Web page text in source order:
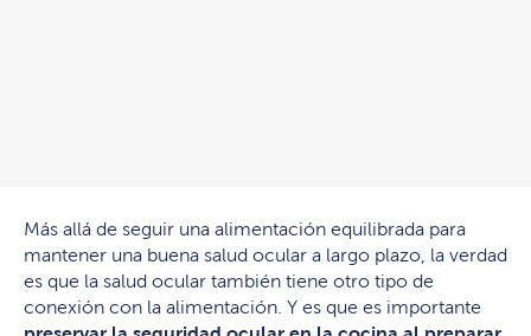
Más allá de seguir una alimentación equilibrada para
mantener una buena salud ocular a largo plazo, la verdad
es que la salud ocular también tiene otro tipo de
conexión con la alimentación. Y es que es importante